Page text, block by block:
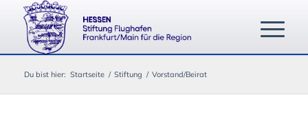
Du bist hier: Startseite / Stiftung / Vorstand/Beirat